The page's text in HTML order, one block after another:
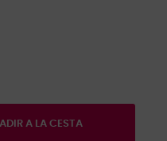
A LA CESTA